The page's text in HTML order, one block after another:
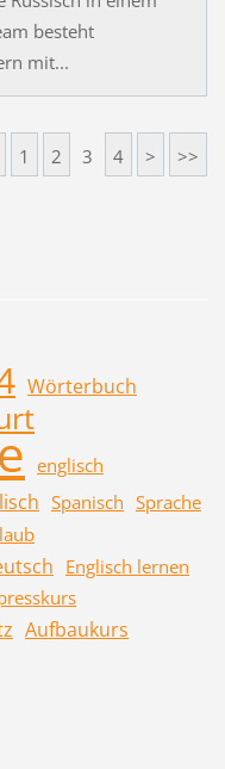
besteht
mit...
1 2 3 4 > >>
Wörterbuch
englisch
Spanisch Sprache
Englisch lernen
Aufbaukurs